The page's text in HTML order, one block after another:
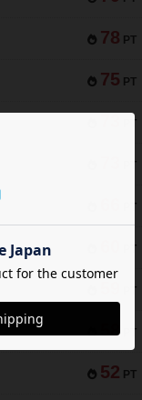
78 PT
75 PT
PT
PT
PT
PT
PT
58 PT
52 PT